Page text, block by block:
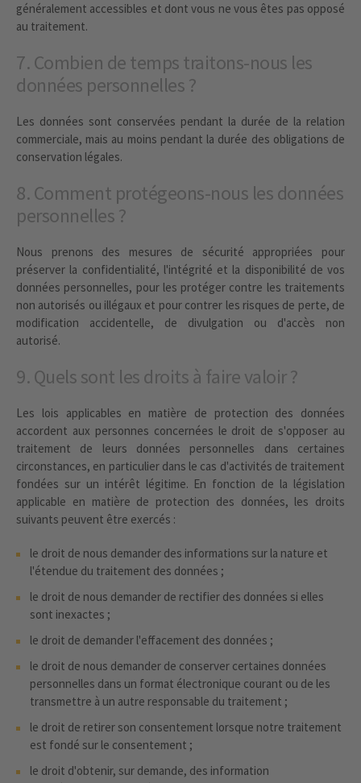
généralement accessibles et dont vous ne vous êtes pas opposé
au traitement.
7. Combien de temps traitons-nous les
données personnelles ?
Les données sont conservées pendant la durée de la relation
commerciale, mais au moins pendant la durée des obligations de
conservation légales.
8. Comment protégeons-nous les données
personnelles ?
Nous prenons des mesures de sécurité appropriées pour
préserver la confidentialité, l'intégrité et la disponibilité de vos
données personnelles, pour les protéger contre les traitements
non autorisés ou illégaux et pour contrer les risques de perte, de
modification accidentelle, de divulgation ou d'accès non
autorisé.
9. Quels sont les droits à faire valoir ?
Les lois applicables en matière de protection des données
accordent aux personnes concernées le droit de s'opposer au
traitement de leurs données personnelles dans certaines
circonstances, en particulier dans le cas d'activités de traitement
fondées sur un intérêt légitime. En fonction de la législation
applicable en matière de protection des données, les droits
suivants peuvent être exercés :
le droit de nous demander des informations sur la nature et
l'étendue du traitement des données ;
le droit de nous demander de rectifier des données si elles
sont inexactes ;
le droit de demander l'effacement des données ;
le droit de nous demander de conserver certaines données
personnelles dans un format électronique courant ou de les
transmettre à un autre responsable du traitement ;
le droit de retirer son consentement lorsque notre traitement
est fondé sur le consentement ;
le droit d'obtenir, sur demande, des information